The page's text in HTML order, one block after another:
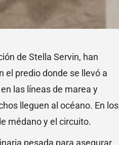
de Stella Servin, han
el predio donde se llevó a
las líneas de marea y
lleguen al océano. En los
médano y el circuito.
pesada para asegurar